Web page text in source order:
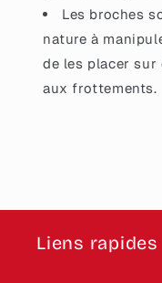
Les broches
nature à
de les placer
aux frottements.
Liens rapides